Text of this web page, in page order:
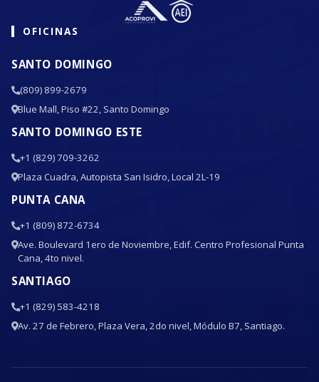
OFICINAS
SANTO DOMINGO
(809) 899-2679
Blue Mall, Piso #22, Santo Domingo
SANTO DOMINGO ESTE
+1 (829) 709-3262
Plaza Cuadra, Autopista San Isidro, Local 2L-19
PUNTA CANA
+1 (809) 872-6734
Ave. Boulevard 1ero de Noviembre, Edif. Centro Profesional Punta
Cana, 4to nivel.
SANTIAGO
+1 (829) 583-4218
Av. 27 de Febrero, Plaza Vera, 2do nivel, Módulo B7, Santiago.